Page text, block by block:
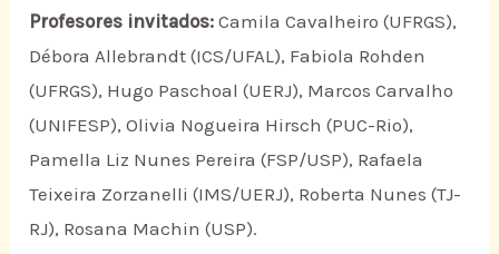
Profesores invitados: Camila Cavalheiro (UFRGS),
Débora Allebrandt (ICS/UFAL), Fabiola Rohden
(UFRGS), Hugo Paschoal (UERJ), Marcos Carvalho
(UNIFESP), Olivia Nogueira Hirsch (PUC-Rio),
Pamella Liz Nunes Pereira (FSP/USP), Rafaela
Teixeira Zorzanelli (IMS/UERJ), Roberta Nunes (TJ-
RJ), Rosana Machin (USP).